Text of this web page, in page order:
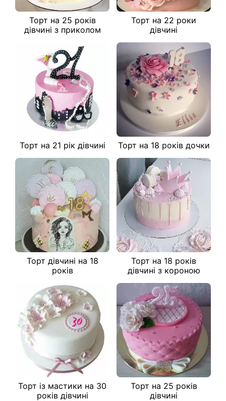
Торт на 25 років
дівчині з приколом
Торт на 22 роки
дівчині
Торт на 21 рік дівчині Торт на 18 років дочки
Торт дівчині на 18
років
Торт на 18 років
дівчині з короною
Торт із мастики на 30
років дівчині
Торт на 25 років
дівчині